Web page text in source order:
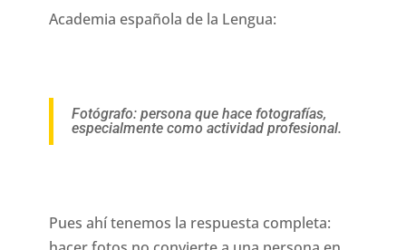
Academia española de la Lengua:
Fotógrafo: persona que hace fotografías,
especialmente como actividad profesional.
Pues ahí tenemos la respuesta completa: